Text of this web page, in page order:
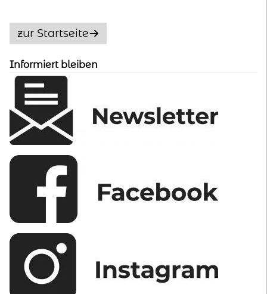
werden
zur Startseite
Informiert bleiben